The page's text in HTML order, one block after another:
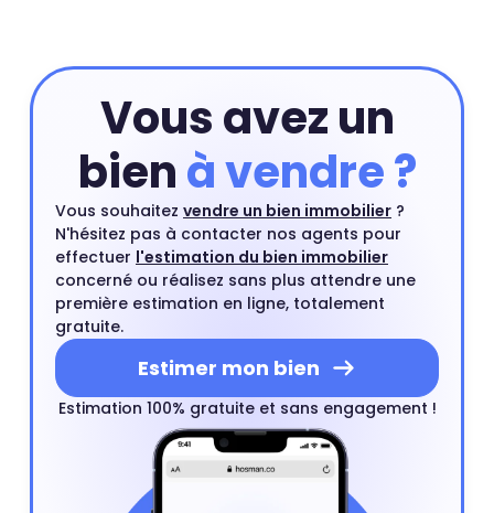
Vous avez un
bienà vendre ?
Vous souhaitez vendre un bien immobilier ?
N'hésitez pas à contacter nos agents pour
effectuer l'estimation du bien immobilier
concerné ou réalisez sans plus attendre une
première estimation en ligne, totalement
gratuite.
Estimer mon bien
Estimation 100% gratuite et sans engagement !